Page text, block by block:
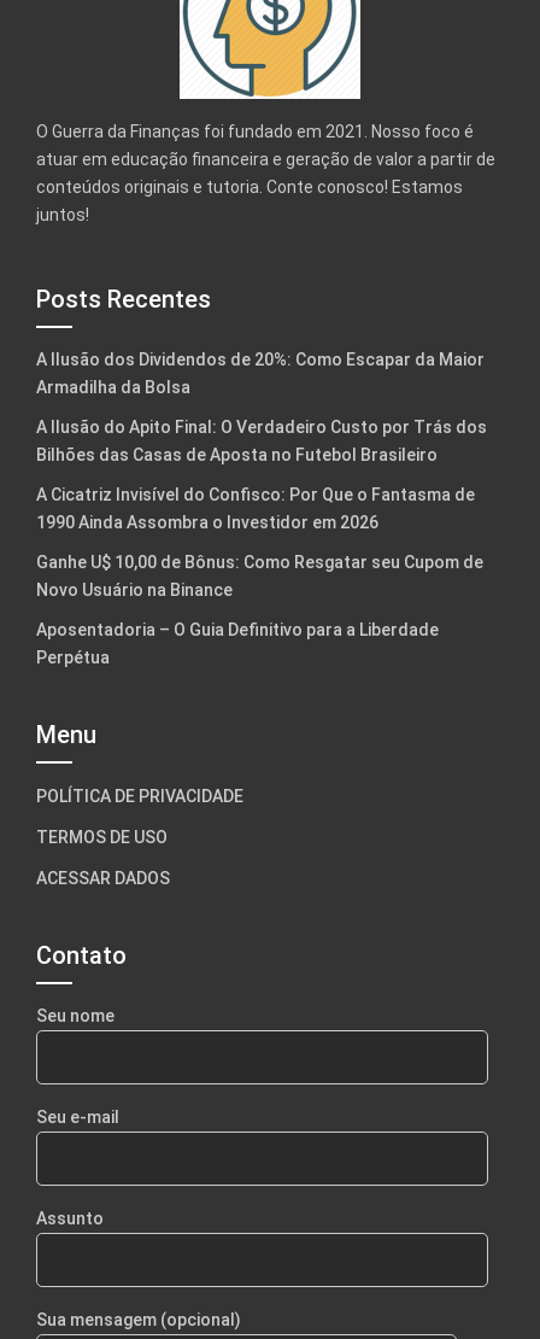
O Guerra da Finanças foi fundado em 2021. Nosso foco é
atuar em educação financeira e geração de valor a partir de
conteúdos originais e tutoria. Conte conosco! Estamos
juntos!
Posts Recentes
A Ilusão dos Dividendos de 20%: Como Escapar da Maior
Armadilha da Bolsa
A Ilusão do Apito Final: O Verdadeiro Custo por Trás dos
Bilhões das Casas de Aposta no Futebol Brasileiro
A Cicatriz Invisível do Confisco: Por Que o Fantasma de
1990 Ainda Assombra o Investidor em 2026
Ganhe U$ 10,00 de Bônus: Como Resgatar seu Cupom de
Novo Usuário na Binance
Aposentadoria – O Guia Definitivo para a Liberdade
Perpétua
Menu
POLÍTICA DE PRIVACIDADE
TERMOS DE USO
ACESSAR DADOS
Contato
Seu nome
Seu e-mail
Assunto
Sua mensagem (opcional)